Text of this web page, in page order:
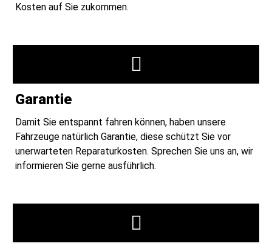
Kosten auf Sie zukommen.
Garantie
Damit Sie entspannt fahren können, haben unsere
Fahrzeuge natürlich Garantie, diese schützt Sie vor
unerwarteten Reparaturkosten. Sprechen Sie uns an, wir
informieren Sie gerne ausführlich.